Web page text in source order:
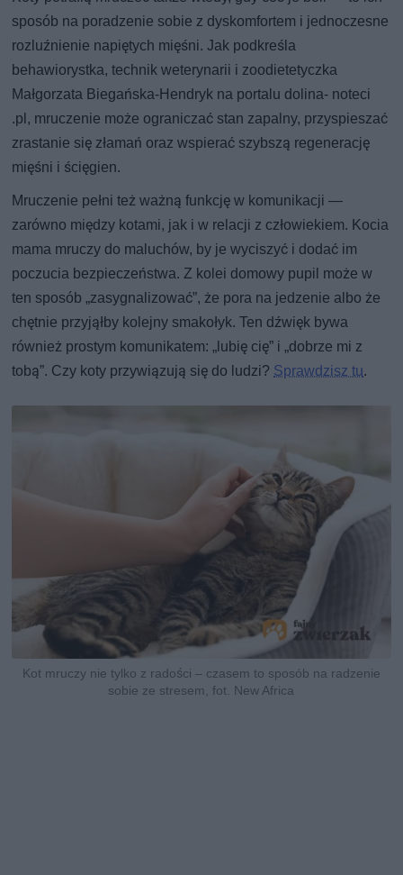
sposób na poradzenie sobie z dyskomfortem i jednoczesne
rozluźnienie napiętych mięśni. Jak podkreśla
behawiorystka, technik weterynarii i zoodietetyczka
Małgorzata Biegańska-Hendryk na portalu dolina- noteci
.pl, mruczenie może ograniczać stan zapalny, przyspieszać
zrastanie się złamań oraz wspierać szybszą regenerację
mięśni i ścięgien.
Mruczenie pełni też ważną funkcję w komunikacji —
zarówno między kotami, jak i w relacji z człowiekiem. Kocia
mama mruczy do maluchów, by je wyciszyć i dodać im
poczucia bezpieczeństwa. Z kolei domowy pupil może w
ten sposób „zasygnalizować”, że pora na jedzenie albo że
chętnie przyjąłby kolejny smakołyk. Ten dźwięk bywa
również prostym komunikatem: „lubię cię” i „dobrze mi z
tobą”. Czy koty przywiązują się do ludzi? Sprawdzisz tu.
Kot mruczy nie tylko z radości – czasem to sposób na radzenie
sobie ze stresem, fot. New Africa